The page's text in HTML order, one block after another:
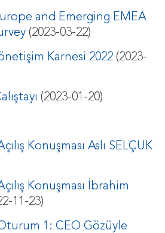
and Emerging EMEA
(2023-03-22)
Karnesi 2022 (2023-
(2023-01-20)
Konuşması Aslı SELÇUK
Konuşması İbrahim
11-23)
1: CEO Gözüyle